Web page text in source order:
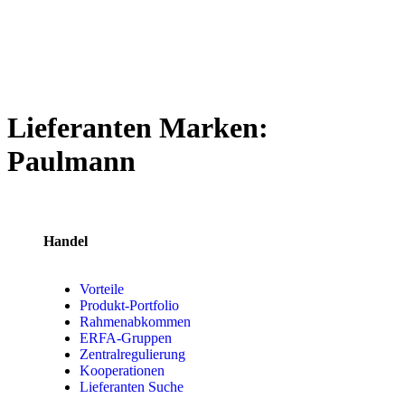
Lieferanten Marken:
Paulmann
Handel
Vorteile
Produkt-Portfolio
Rahmenabkommen
ERFA-Gruppen
Zentralregulierung
Kooperationen
Lieferanten Suche